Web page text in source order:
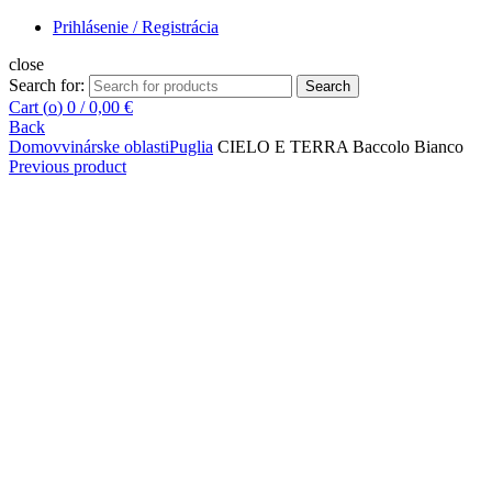
Prihlásenie / Registrácia
close
Search for:
Search
Cart (o) 0 / 0,00 €
Back
Domovvinárske oblastiPuglia CIELO E TERRA Baccolo Bianco
Previous product